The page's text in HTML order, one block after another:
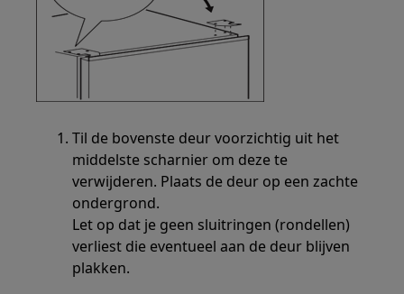
Til de bovenste deur voorzichtig uit het
middelste scharnier om deze te
verwijderen. Plaats de deur op een zachte
ondergrond.
Let op dat je geen sluitringen (rondellen)
verliest die eventueel aan de deur blijven
plakken.